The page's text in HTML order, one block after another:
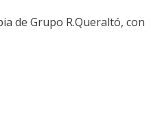
de Grupo R.Queraltó, con